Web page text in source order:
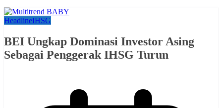
HeadlineIHSG
BEI Ungkap Dominasi Investor Asing
Sebagai Penggerak IHSG Turun